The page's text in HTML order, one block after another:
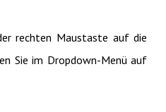
rechten Maustaste auf die
Sie im Dropdown-Menü auf